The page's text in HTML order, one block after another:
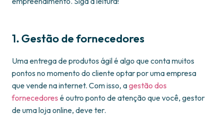
1. Gestão de fornecedores
Uma entrega de produtos ágil é algo que conta muitos
pontos no momento do cliente optar por uma empresa
que vende na internet. Com isso, agestão dos
fornecedores é outro ponto de atenção que você, gestor
de uma loja online, deve ter.